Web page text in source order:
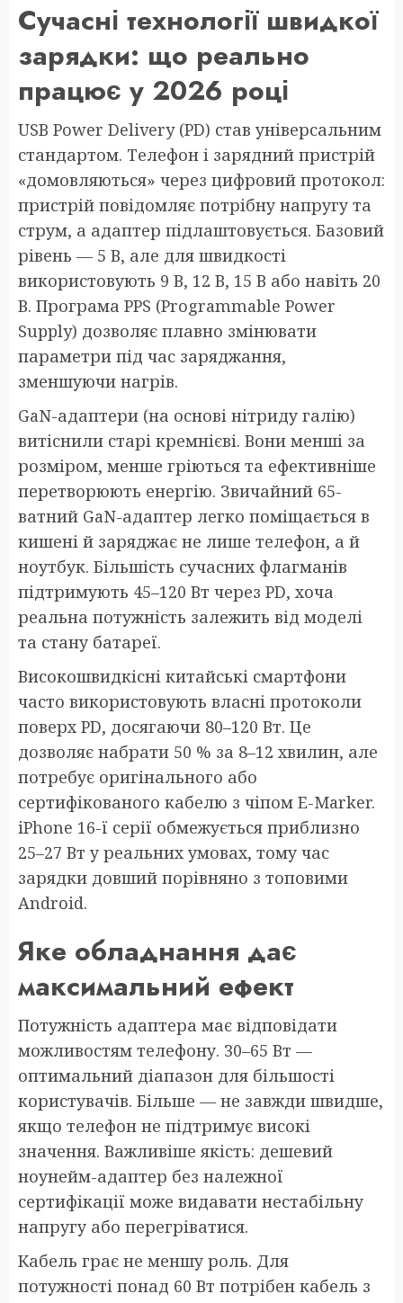
Сучасні технології швидкої
зарядки: що реально
працює у 2026 році
USB Power Delivery (PD) став універсальним
стандартом. Телефон і зарядний пристрій
«домовляються» через цифровий протокол:
пристрій повідомляє потрібну напругу та
струм, а адаптер підлаштовується. Базовий
рівень — 5 В, але для швидкості
використовують 9 В, 12 В, 15 В або навіть 20
В. Програма PPS (Programmable Power
Supply) дозволяє плавно змінювати
параметри під час заряджання,
зменшуючи нагрів.
GaN-адаптери (на основі нітриду галію)
витіснили старі кремнієві. Вони менші за
розміром, менше гріються та ефективніше
перетворюють енергію. Звичайний 65-
ватний GaN-адаптер легко поміщається в
кишені й заряджає не лише телефон, а й
ноутбук. Більшість сучасних флагманів
підтримують 45–120 Вт через PD, хоча
реальна потужність залежить від моделі
та стану батареї.
Високошвидкісні китайські смартфони
часто використовують власні протоколи
поверх PD, досягаючи 80–120 Вт. Це
дозволяє набрати 50 % за 8–12 хвилин, але
потребує оригінального або
сертифікованого кабелю з чіпом E-Marker.
iPhone 16-ї серії обмежується приблизно
25–27 Вт у реальних умовах, тому час
зарядки довший порівняно з топовими
Android.
Яке обладнання дає
максимальний ефект
Потужність адаптера має відповідати
можливостям телефону. 30–65 Вт —
оптимальний діапазон для більшості
користувачів. Більше — не завжди швидше,
якщо телефон не підтримує високі
значення. Важливіше якість: дешевий
ноунейм-адаптер без належної
сертифікації може видавати нестабільну
напругу або перегріватися.
Кабель грає не меншу роль. Для
потужності понад 60 Вт потрібен кабель з